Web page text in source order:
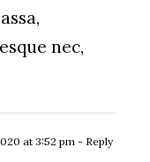
nec,
at 3:52 pm - Reply